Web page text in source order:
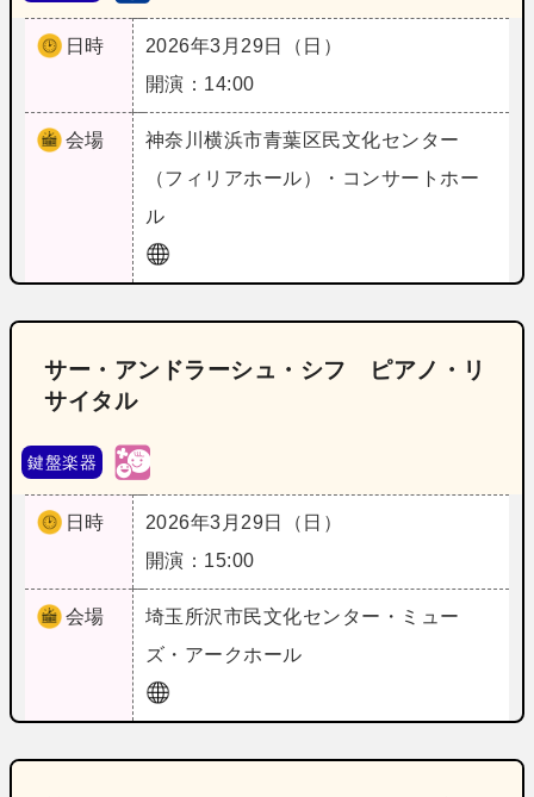
日時
2026年3月29日（日）
開演：14:00
会場 神奈川横浜市青葉区民文化センター
（フィリアホール）・コンサートホー
ル
サー・アンドラーシュ・シフ ピアノ・リ
サイタル
鍵盤楽器
日時
2026年3月29日（日）
開演：15:00
会場 埼玉 所沢市民文化センター・ミュー
ズ・アークホール